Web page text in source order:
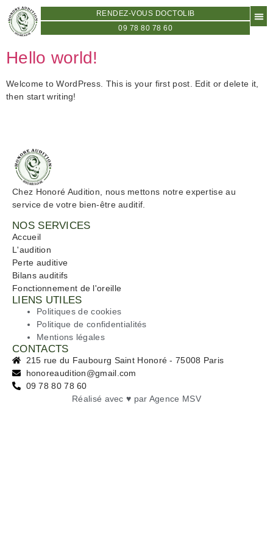
RENDEZ-VOUS DOCTOLIB
09 78 80 78 60
Hello world!
Welcome to WordPress. This is your first post. Edit or delete it,
then start writing!
Chez Honoré Audition, nous mettons notre expertise au
service de votre bien-être auditif.
NOS SERVICES
Accueil
L'audition
Perte auditive
Bilans auditifs
Fonctionnement de l'oreille
LIENS UTILES
Politiques de cookies
Politique de confidentialités
Mentions légales
CONTACTS
215 rue du Faubourg Saint Honoré - 75008 Paris
honoreaudition@gmail.com
09 78 80 78 60
Réalisé avec ♥ par Agence MSV